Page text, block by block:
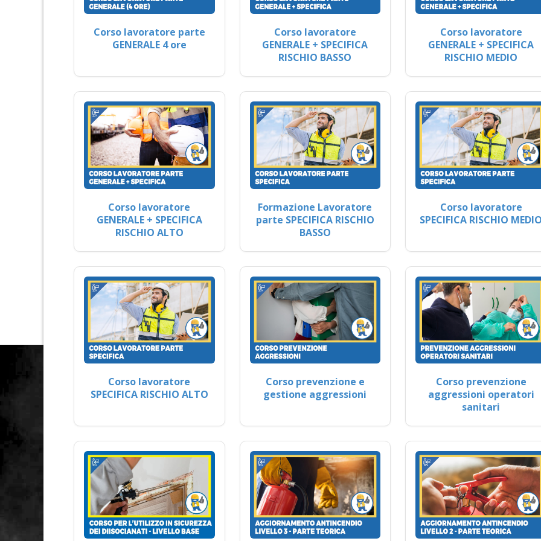
Corso lavoratore parte
GENERALE 4 ore
Corso lavoratore
GENERALE + SPECIFICA
RISCHIO BASSO
Corso lavoratore
GENERALE + SPECIFICA
RISCHIO MEDIO
Corso lavoratore
GENERALE + SPECIFICA
RISCHIO ALTO
Formazione Lavoratore
parte SPECIFICA RISCHIO
BASSO
Corso lavoratore
SPECIFICA RISCHIO
Corso lavoratore
SPECIFICA RISCHIO ALTO
Corso prevenzione e
gestione aggressioni
Corso prevenzione
aggressioni operatori
sanitari